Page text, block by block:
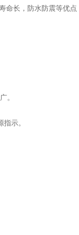
命长，防水防震等优
。
指示。